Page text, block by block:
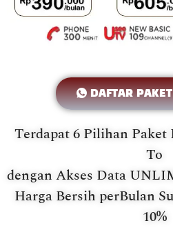
DAFTAR
Terdapat 6 Pilihan Paket
To
dengan Akses Data
Harga Bersih perBulan
10%